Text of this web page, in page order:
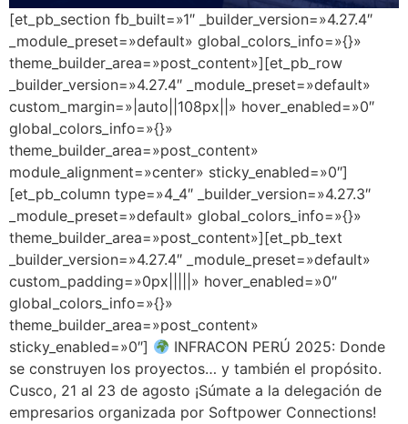
[et_pb_section fb_built=»1″ _builder_version=»4.27.4″
_module_preset=»default» global_colors_info=»{}»
theme_builder_area=»post_content»][et_pb_row
_builder_version=»4.27.4″ _module_preset=»default»
custom_margin=»|auto||108px||» hover_enabled=»0″
global_colors_info=»{}»
theme_builder_area=»post_content»
module_alignment=»center» sticky_enabled=»0″]
[et_pb_column type=»4_4″ _builder_version=»4.27.3″
_module_preset=»default» global_colors_info=»{}»
theme_builder_area=»post_content»][et_pb_text
_builder_version=»4.27.4″ _module_preset=»default»
custom_padding=»0px|||||» hover_enabled=»0″
global_colors_info=»{}»
theme_builder_area=»post_content»
sticky_enabled=»0″]
INFRACON PERÚ 2025: Donde
se construyen los proyectos… y también el propósito.
Cusco, 21 al 23 de agosto ¡Súmate a la delegación de
empresarios organizada por Softpower Connections!